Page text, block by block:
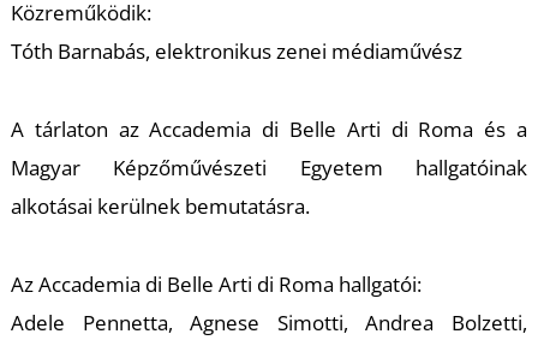
Közreműködik:
Tóth Barnabás, elektronikus zenei médiaművész
A tárlaton az Accademia di Belle Arti di Roma és a
Magyar Képzőművészeti Egyetem hallgatóinak
alkotásai kerülnek bemutatásra.
Az Accademia di Belle Arti di Roma hallgatói:
Adele Pennetta, Agnese Simotti, Andrea Bolzetti,